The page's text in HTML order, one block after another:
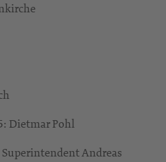
Dietmar Pohl
Andreas